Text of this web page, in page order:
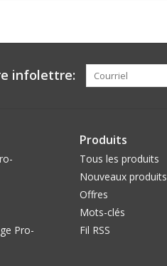
infolettre:
Pro-
Produits
Tous les produits
Nouveaux produits
Offres
Mots-clés
Fil RSS